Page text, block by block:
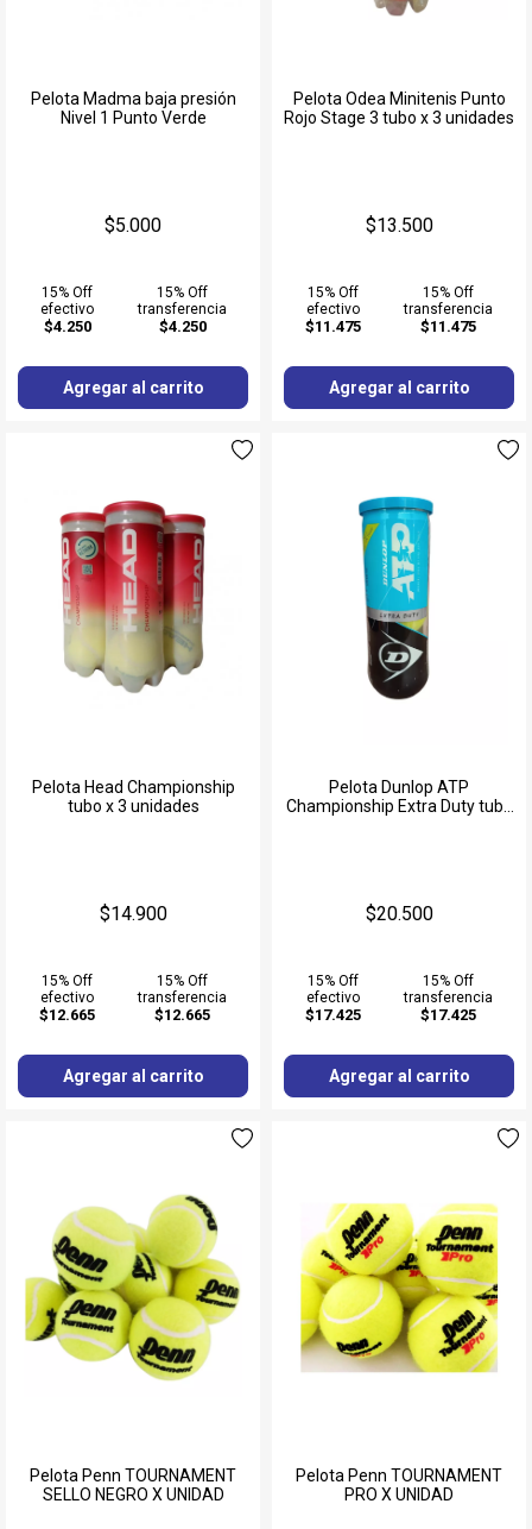
Pelota Madma baja presión
Nivel 1 Punto Verde
$5.000
15% Off
efectivo
$4.250
15% Off
transferencia
$4.250
Agregar al carrito
Pelota Odea Minitenis Punto
Rojo Stage 3 tubo x 3 unidades
$13.500
15% Off
efectivo
$11.475
15% Off
transferencia
$11.475
Agregar al carrito
Pelota Head Championship
tubo x 3 unidades
$14.900
15% Off
efectivo
$12.665
15% Off
transferencia
$12.665
Agregar al carrito
Pelota Dunlop ATP
Championship Extra Duty tubo
$20.500
15% Off
efectivo
$17.425
15% Off
transferencia
$17.425
Agregar al carrito
Pelota Penn TOURNAMENT
SELLO NEGRO X UNIDAD
Pelota Penn TOURNAMENT
PRO X UNIDAD